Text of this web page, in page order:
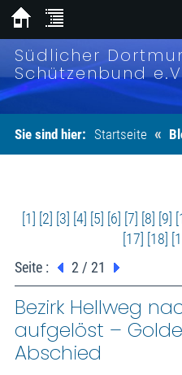
Südlicher
Schützenbund
Sie sind hier: Startseite «
[1] [2] [3] [4] [5] [6] [7] [8] [9]
[17]
[18]
Seite : 2 / 21
Bezirk Hellweg
aufgelöst –
Abschied